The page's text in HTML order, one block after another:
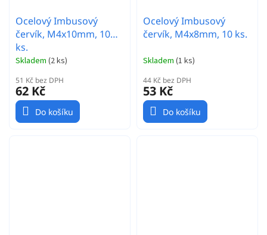
Ocelový Imbusový
červík, M4x10mm, 10
ks.
Skladem (2 ks)
51 Kč bez DPH
62 Kč
Do košíku
Ocelový Imbusový
červík, M4x8mm, 10 ks.
Skladem (1 ks)
44 Kč bez DPH
53 Kč
Do košíku